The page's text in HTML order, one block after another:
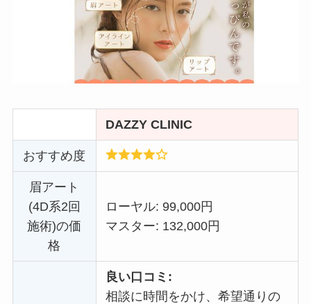
DAZZY CLINIC
おすすめ度
眉アート
(4D系2回
施術)の価
格
ローヤル: 99,000円
マスター: 132,000円
良い口コミ:
相談に時間をかけ、希望通りの